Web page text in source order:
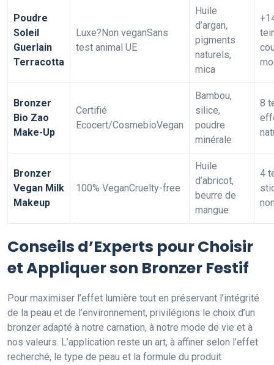
Poudre
Soleil
Guerlain
Terracotta
Luxe?Non veganSans
test animal UE
Huile
d’argan,
pigments
naturels,
mica
Bronzer
Bio Zao
Make-Up
Certifié
Ecocert/CosmebioVegan
Bambou,
silice,
poudre
minérale
8
Bronzer
Vegan Milk
Makeup
100% VeganCruelty-free
Huile
d’abricot,
beurre de
mangue
4
Conseils d’Experts pour Choisir
et Appliquer son Bronzer Festif
Pour maximiser l’effet lumière tout en préservant l’intégrité
de la peau et de l’environnement, privilégions le choix d’un
bronzer adapté à notre carnation, à notre mode de vie et à
nos valeurs. L’application reste un art, à affiner selon l’effet
recherché, le type de peau et la formule du produit